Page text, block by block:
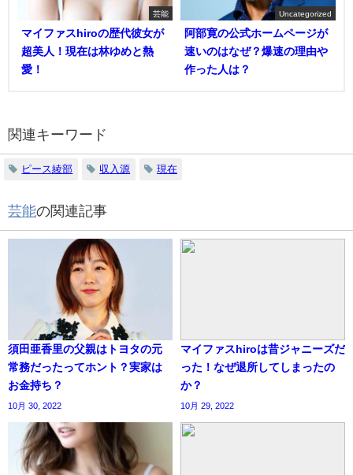
芸能
マイファスhiroの歴代彼女が
超美人！現在は林ゆめと熱
愛！
Uncategorized
阿部寛の公式ホームページが
速いのはなぜ？爆速の理由や
作った人は？
関連キーワード
ピース綾部 収入源 現在
芸能の関連記事
須田亜香里の父親はトヨタの元
常務だったってホント？実家は
お金持ち？
10月 30, 2022
マイファスhiroは昔ジャニーズだ
った！なぜ退所してしまったの
か？
10月 29, 2022